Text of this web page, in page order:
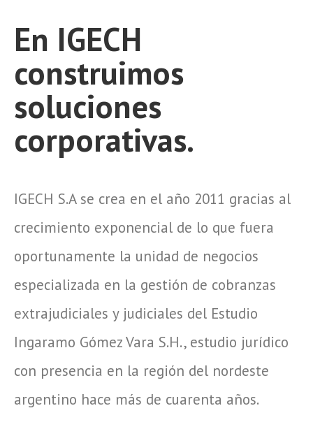
En IGECH
construimos
soluciones
corporativas.
IGECH S.A se crea en el año 2011 gracias al
crecimiento exponencial de lo que fuera
oportunamente la unidad de negocios
especializada en la gestión de cobranzas
extrajudiciales y judiciales del Estudio
Ingaramo Gómez Vara S.H., estudio jurídico
con presencia en la región del nordeste
argentino hace más de cuarenta años.